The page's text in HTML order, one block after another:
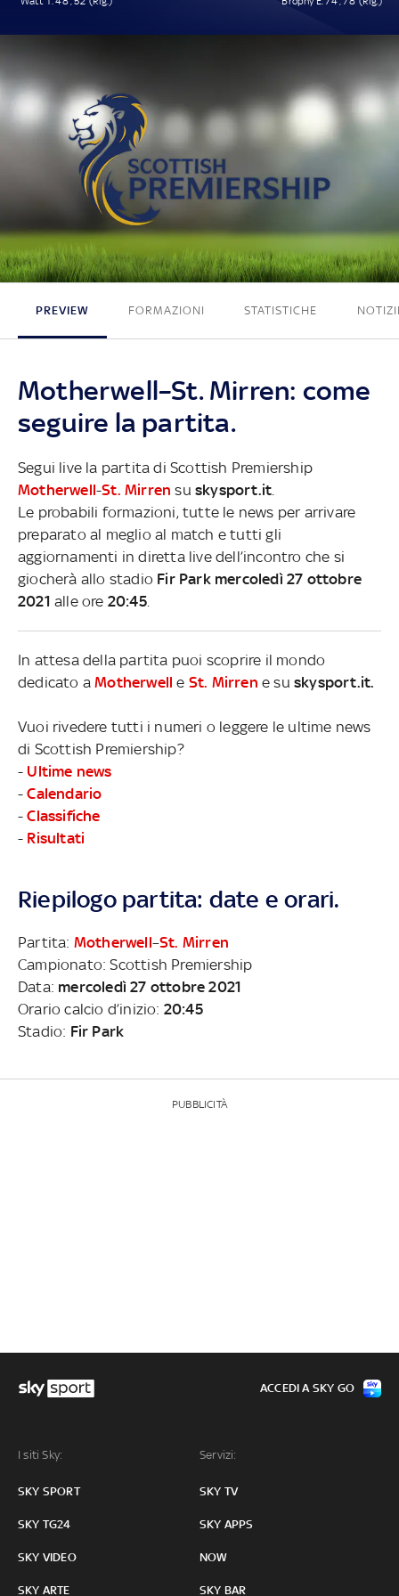
2 - 2
PREVIEW FORMAZIONI STATISTICHE
Motherwell–St. Mirren: come
seguire la partita.
Segui live la partita di Scottish Premiership
Motherwell-St. Mirren suskysport.it
Le probabili formazioni, tutte le news per arrivare
preparato al meglio al match e tutti gli
aggiornamenti in diretta live dell’incontro che si
giocherà allo stadio Fir Park mercoledì 27 ottobre
2021 alle ore 20:45.
In attesa della partita puoi scoprire il mondo
dedicato aMotherwell e St. Mirren e suskysport.it.
Vuoi rivedere tutti i numeri o leggere le ultime news
di Scottish Premiership?
- Ultime news
-Calendario
-Classifiche
- Risultati
Riepilogo partita: date e orari.
Partita: Motherwell–St. Mirren
Campionato: Scottish Premiership
Data: mercoledì 27 ottobre 2021
Orario calcio d’inizio: 20:45
Stadio: Fir Park
PUBBLICITÀ
I siti Sky:
SKY SPORT
SKY TG24
SKY VIDEO
SKY ARTE
Servizi:
SKY TV
SKY APPS
NOW
SKY BAR
ACCEDI A SKY GO